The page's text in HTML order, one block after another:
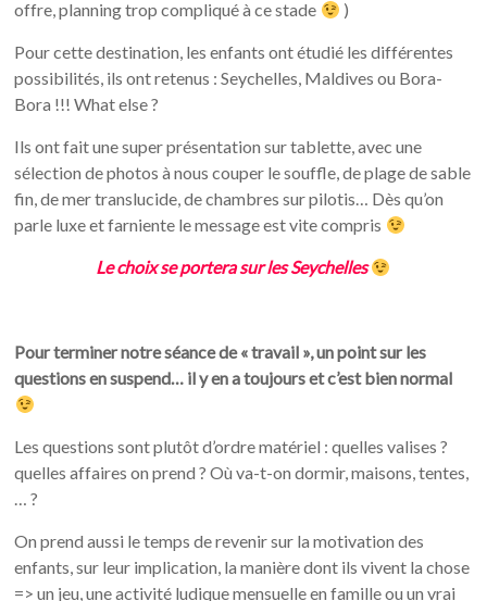
offre, planning trop compliqué à ce stade
)
Pour cette destination, les enfants ont étudié les différentes
possibilités, ils ont retenus : Seychelles, Maldives ou Bora-
Bora !!! What else ?
Ils ont fait une super présentation sur tablette, avec une
sélection de photos à nous couper le souffle, de plage de sable
fin, de mer translucide, de chambres sur pilotis… Dès qu’on
parle luxe et farniente le message est vite compris
Le choix se portera sur les Seychelles
Pour terminer notre séance de « travail », un point sur les
questions en suspend… il y en a toujours et c’est bien normal
Les questions sont plutôt d’ordre matériel : quelles valises ?
quelles affaires on prend ? Où va-t-on dormir, maisons, tentes,
… ?
On prend aussi le temps de revenir sur la motivation des
enfants, sur leur implication, la manière dont ils vivent la chose
=> un jeu, une activité ludique mensuelle en famille ou un vrai